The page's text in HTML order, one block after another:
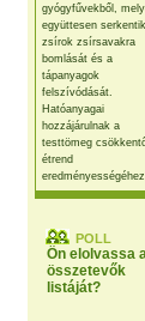
gyógyfűvekből,
együttesen
zsírok zsírsavakra
bomlását és a
tápanyagok
felszívódását.
Hatóanyagai
hozzájárulnak a
testtömeg
étrend
POLL
Ön elolvassa
összetevők
listáját?